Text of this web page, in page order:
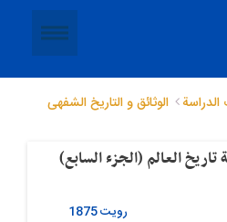
الوثائق و التاریخ الشفهی
العالم (الجزء السابع)
رویت1875